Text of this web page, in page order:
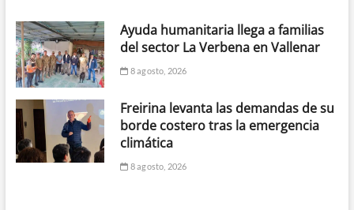
Ayuda humanitaria llega a familias
del sector La Verbena en Vallenar
8 agosto, 2026
Freirina levanta las demandas de su
borde costero tras la emergencia
climática
8 agosto, 2026